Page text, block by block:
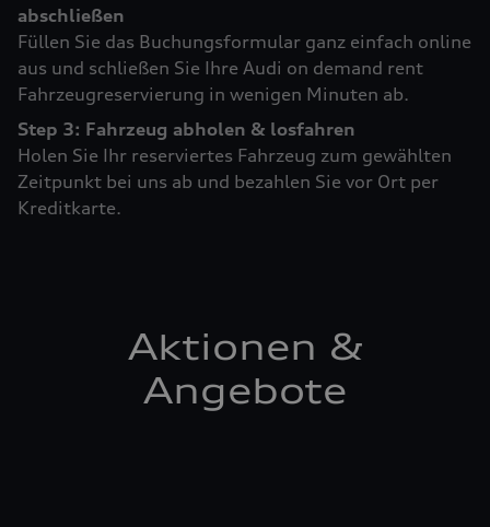
abschließen
Füllen Sie das Buchungsformular ganz einfach online
aus und schließen Sie Ihre Audi on demand rent
Fahrzeugreservierung in wenigen Minuten ab.
Step 3: Fahrzeug abholen & losfahren
Holen Sie Ihr reserviertes Fahrzeug zum gewählten
Zeitpunkt bei uns ab und bezahlen Sie vor Ort per
Kreditkarte.
Aktionen &
Angebote